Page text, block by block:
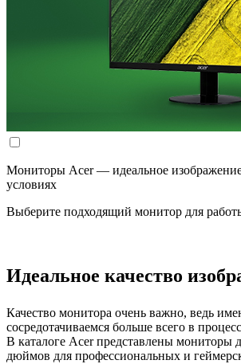
Мониторы Acer — идеальное
условиях
Выберите подходящий монитор для
Идеальное качество
Качество монитора очень важно, ведь
сосредотачиваемся больше всего в
В каталоге Acer представлены мониторы
дюймов для профессиональных и